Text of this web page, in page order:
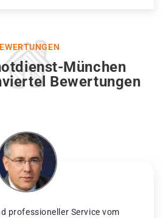
München
Bewertungen
professioneller Service vom